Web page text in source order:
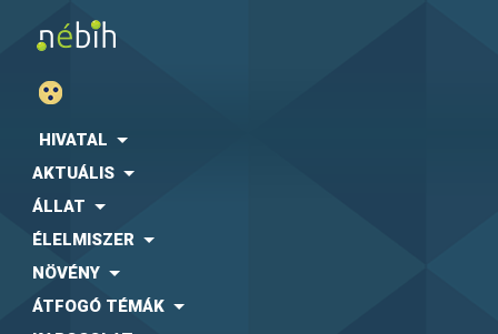
HIVATAL
AKTUÁLIS
ÁLLAT
ÉLELMISZER
NÖVÉNY
ÁTFOGÓ TÉMÁK